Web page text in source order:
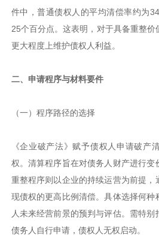
件中，普通债权人的平均清偿率约为
25个百分点。这表明，对于具备重整
更大程度上维护债权人利益。
二、申请程序与材料要件
（一）程序路径的选择
《企业破产法》赋予债权人申请破产
权。清算程序旨在对债务人财产进行变
重整程序则以企业的持续运营为前提，
现债权的更高比例清偿。具体选择何种
人未来经营前景的预判与评估。需特
债务人自行申请，债权人无权启动。